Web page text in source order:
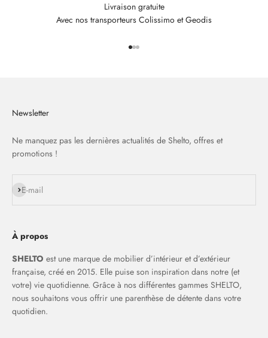
Livraison gratuite
Avec nos transporteurs Colissimo et Geodis
Newsletter
Ne manquez pas les dernières actualités de Shelto, offres et
promotions !
E-mail
S'inscrire
À propos
SHELTO est une marque de mobilier d’intérieur et d’extérieur
française, créé en 2015. Elle puise son inspiration dans notre (et
votre) vie quotidienne. Grâce à nos différentes gammes SHELTO,
nous souhaitons vous offrir une parenthèse de détente dans votre
quotidien.